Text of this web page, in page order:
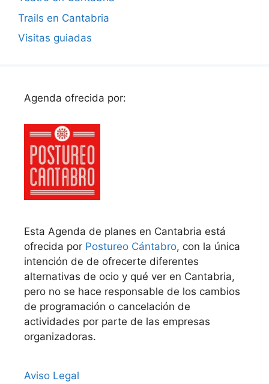
Trails en Cantabria
Visitas guiadas
Agenda ofrecida por:
Esta Agenda de planes en Cantabria está
ofrecida por Postureo Cántabro, con la única
intención de de ofrecerte diferentes
alternativas de ocio y qué ver en Cantabria,
pero no se hace responsable de los cambios
de programación o cancelación de
actividades por parte de las empresas
organizadoras.
Aviso Legal